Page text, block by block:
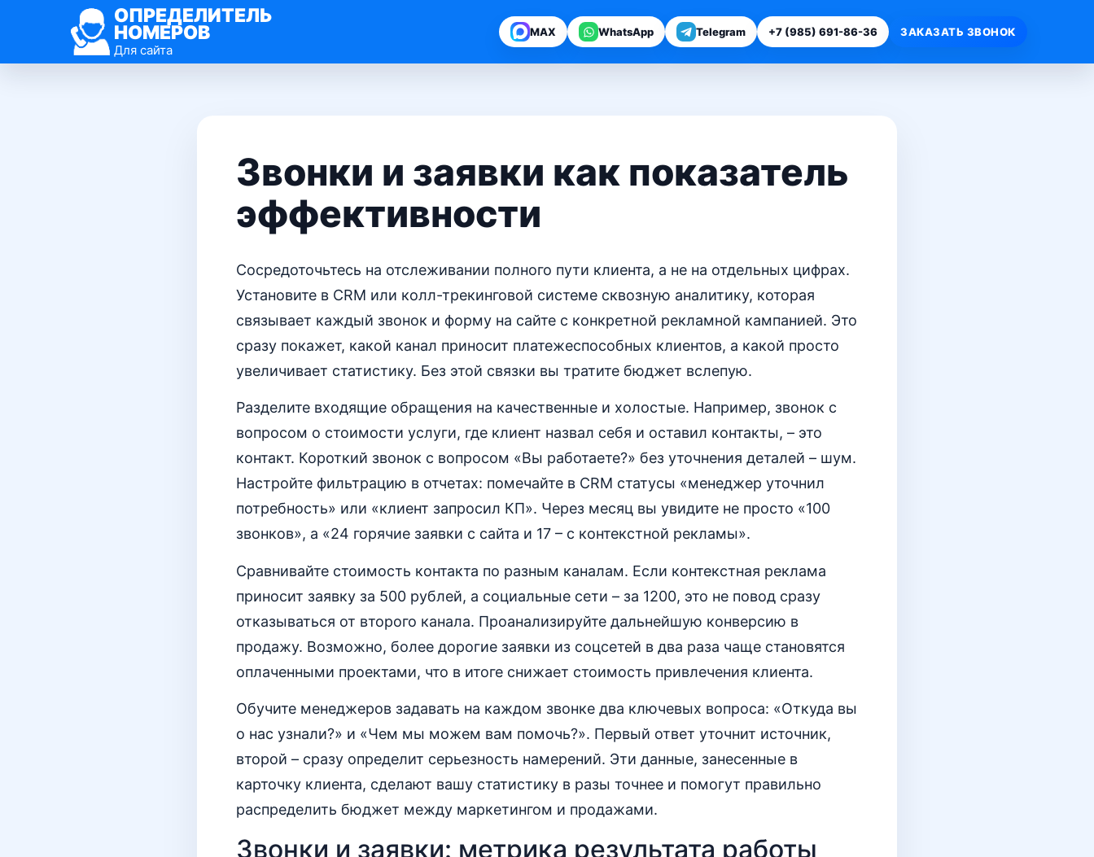
ОПРЕДЕЛИТЕЛЬ
НОМЕРОВ
Для сайта
MAX WhatsApp Telegram +7 (985) 691-86-36 ЗАКАЗАТЬ ЗВОНОК
Звонки и заявки как показатель
эффективности
Сосредоточьтесь на отслеживании полного пути клиента, а не на отдельных цифрах.
Установите в CRM или колл-трекинговой системе сквозную аналитику, которая
связывает каждый звонок и форму на сайте с конкретной рекламной кампанией. Это
сразу покажет, какой канал приносит платежеспособных клиентов, а какой просто
увеличивает статистику. Без этой связки вы тратите бюджет вслепую.
Разделите входящие обращения на качественные и холостые. Например, звонок с
вопросом о стоимости услуги, где клиент назвал себя и оставил контакты, – это
контакт. Короткий звонок с вопросом «Вы работаете?» без уточнения деталей – шум.
Настройте фильтрацию в отчетах: помечайте в CRM статусы «менеджер уточнил
потребность» или «клиент запросил КП». Через месяц вы увидите не просто «100
звонков», а «24 горячие заявки с сайта и 17 – с контекстной рекламы».
Сравнивайте стоимость контакта по разным каналам. Если контекстная реклама
приносит заявку за 500 рублей, а социальные сети – за 1200, это не повод сразу
отказываться от второго канала. Проанализируйте дальнейшую конверсию в
продажу. Возможно, более дорогие заявки из соцсетей в два раза чаще становятся
оплаченными проектами, что в итоге снижает стоимость привлечения клиента.
Обучите менеджеров задавать на каждом звонке два ключевых вопроса: «Откуда вы
о нас узнали?» и «Чем мы можем вам помочь?». Первый ответ уточнит источник,
второй – сразу определит серьезность намерений. Эти данные, занесенные в
карточку клиента, сделают вашу статистику в разы точнее и помогут правильно
распределить бюджет между маркетингом и продажами.
Звонки и заявки: метрика результата работы